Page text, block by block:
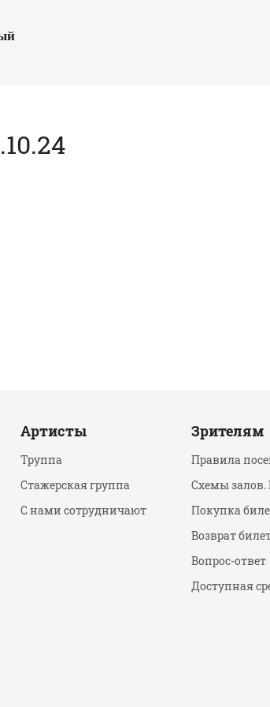
Артисты
Труппа
Стажерская группа
С нами сотрудничают
Зрителям
Правила
Схемы
Покупка
Возврат
Вопрос-ответ
Доступная